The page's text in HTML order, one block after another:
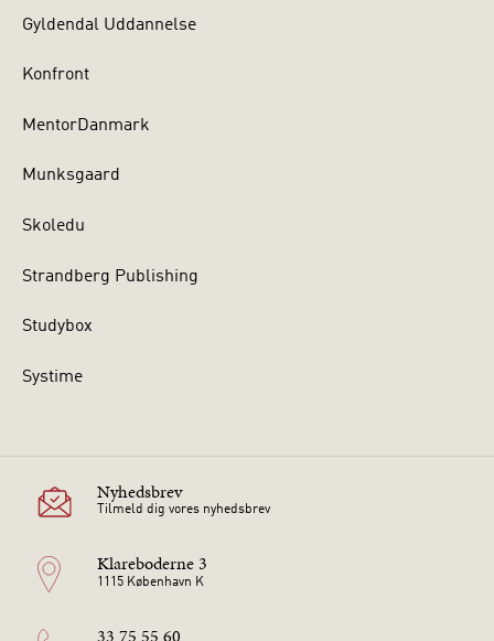
Gyldendal Uddannelse
Konfront
MentorDanmark
Munksgaard
Skoledu
Strandberg Publishing
Studybox
Systime
Nyhedsbrev
Tilmeld dig vores nyhedsbrev
Klareboderne 3
1115 København K
33 75 55 60